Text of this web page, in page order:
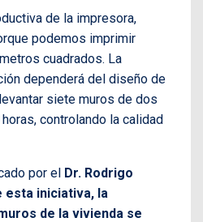
de la impresora,
podemos imprimir
cuadrados. La
dependerá del diseño de
siete muros de dos
controlando la calidad
por el Dr. Rodrigo
esta iniciativa, la
de la vivienda se